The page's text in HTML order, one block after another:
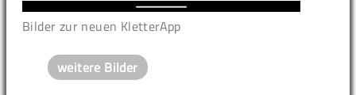
Bilder zur neuen KletterApp
weitere Bilder